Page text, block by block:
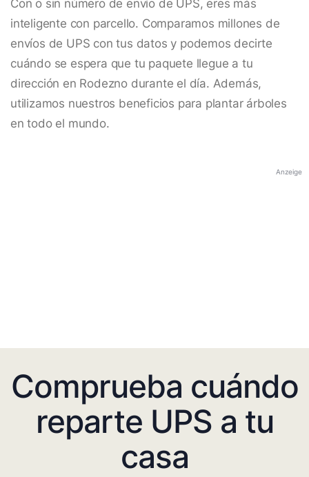
Con o sin número de envío de UPS, eres más
inteligente con parcello. Comparamos millones de
envíos de UPS con tus datos y podemos decirte
cuándo se espera que tu paquete llegue a tu
dirección en Rodezno durante el día. Además,
utilizamos nuestros beneficios para plantar árboles
en todo el mundo.
Anzeige
Comprueba cuándo
reparte UPS a tu
casa